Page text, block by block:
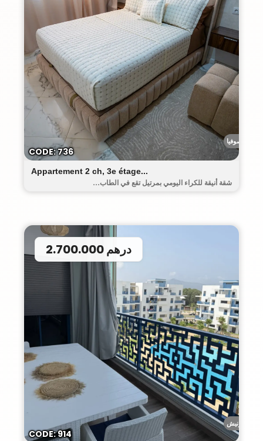
رياض صوفيا
Appartement 2 ch, 3e étage...
شقة أنيقة للكراء اليومي بمرتيل تقع في الطاب...
CODE: 736
الكورنيش
2.700.000 درهم
CODE: 914